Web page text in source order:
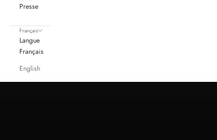
Presse
Français
Langue
Français
English